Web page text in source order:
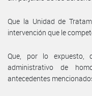
Que la Unidad de
intervención que le
Que, por lo expuesto,
administrativo de
antecedentes